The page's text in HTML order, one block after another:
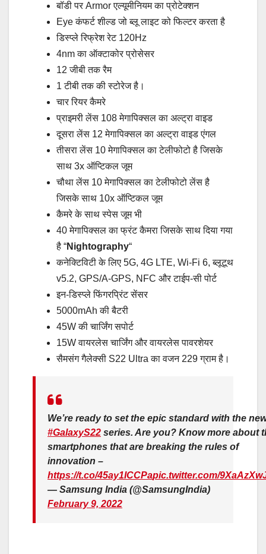
बॉडी पर Armor एल्यूमीनियम का प्रोटेक्शन
Eye कंफर्ट शील्ड जो ब्लू लाइट को फिल्टर करता है
डिस्प्ले रिफ्रेश रेट 120Hz
4nm का ऑक्टाकोर प्रोसेसर
12 जीबी तक रैम
1 टीबी तक की स्टोरेज है।
चार रियर कैमरे
प्राइमरी लेंस 108 मेगापिक्सल का अल्ट्रा वाइड
दूसरा लेंस 12 मेगापिक्सल का अल्ट्रा वाइड एंगल
तीसरा लेंस 10 मेगापिक्सल का टेलीफोटो है जिसके
साथ 3x ऑप्टिकल जूम
चौथा लेंस 10 मेगापिक्सल का टेलीफोटो लेंस है
जिसके साथ 10x ऑप्टिकल जूम
कैमरे के साथ स्पेस जूम भी
40 मेगापिक्सल का फ्रंट कैमरा जिसके साथ दिया गया
है “Nightography“
कनेक्टिविटी के लिए 5G, 4G LTE, Wi-Fi 6, ब्लूटूथ
v5.2, GPS/A-GPS, NFC और टाईप-सी पोर्ट
इन-डिस्प्ले फिंगरप्रिंट सेंसर
5000mAh की बैटरी
45W की चार्जिंग सपोर्ट
15W वायरलेस चार्जिंग और वायरलेस पावरशेयर
सैमसंग गैलेक्सी S22 Ultra का वजन 229 ग्राम है।
We’re ready to set the epic standard with the
#GalaxyS22 series. Are you? Know more about
smartphones that are breaking the rules of
innovation –
https://t.co/45ay1ICCPapic.twitter.com/
— Samsung India (@SamsungIndia)
February 9, 2022